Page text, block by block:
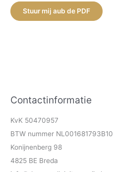
Stuur mij aub de PDF
Contactinformatie
KvK 50470957
BTW nummer NL001681793B10
Konijnenberg 98
4825 BE Breda